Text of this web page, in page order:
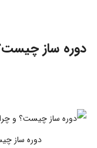
دوره ساز چیست؟
دوره ساز